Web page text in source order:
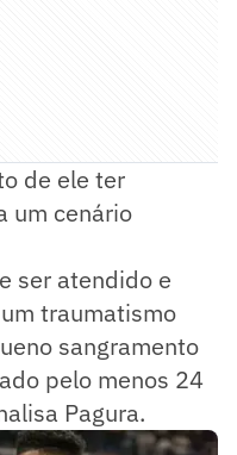
de ele ter
um cenário
ser atendido e
traumatismo
sangramento
pelo menos 24
Pagura.